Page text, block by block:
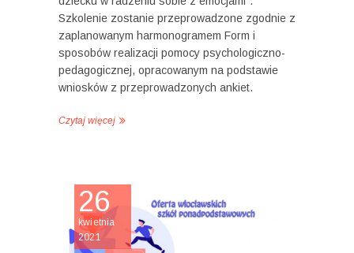
Szkolenie zostanie przeprowadzone zgodnie z
zaplanowanym harmonogramem Form i
sposobów realizacji pomocy psychologiczno-
pedagogicznej, opracowanym na podstawie
wniosków z przeprowadzonych ankiet.
Czytaj więcej
26
kwietnia
2021